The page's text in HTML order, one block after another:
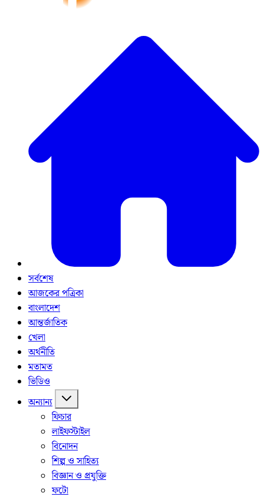
সর্বশেষ
আজকের পত্রিকা
বাংলাদেশ
আন্তর্জাতিক
খেলা
অর্থনীতি
মতামত
ভিডিও
অন্যান্য
ফিচার
লাইফস্টাইল
বিনোদন
শিল্প ও সাহিত্য
বিজ্ঞান ও প্রযুক্তি
ফটো